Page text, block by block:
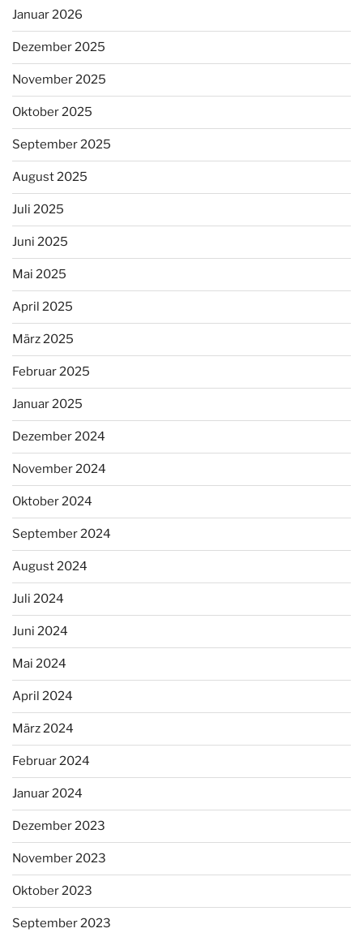
Januar 2026
Dezember 2025
November 2025
Oktober 2025
September 2025
August 2025
Juli 2025
Juni 2025
Mai 2025
April 2025
März 2025
Februar 2025
Januar 2025
Dezember 2024
November 2024
Oktober 2024
September 2024
August 2024
Juli 2024
Juni 2024
Mai 2024
April 2024
März 2024
Februar 2024
Januar 2024
Dezember 2023
November 2023
Oktober 2023
September 2023